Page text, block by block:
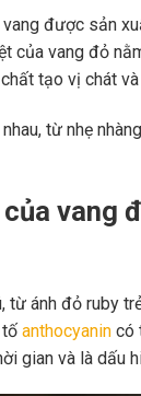
được sản
của vang đỏ
tạo vị chát
từ nhẹ
vang
từ ánh đỏ ruby
tố anthocyanincó
gian và là dấu